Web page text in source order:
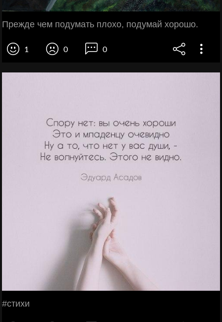
Прежде чем подумать плохо, подумай хорошо.
1 0 0
#стихи